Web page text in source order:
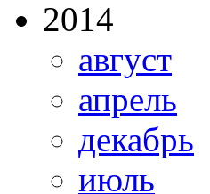
2014
август
апрель
декабрь
июль